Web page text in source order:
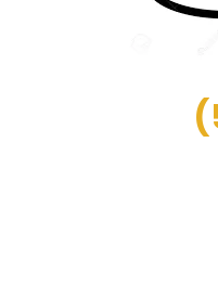
(